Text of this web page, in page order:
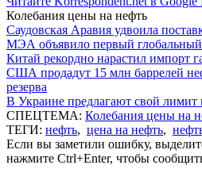
Колебания цены на нефть
Саудовская Аравия удвоила
МЭА объявило первый глобальный
Китай рекордно нарастил импорт
США продадут 15 млн баррелей
резерва
В Украине предлагают свой
СПЕЦТЕМА: Колебания цены на
ТЕГИ: нефть, цена на нефть,
Если вы заметили ошибку,
нажмите Ctrl+Enter, чтобы